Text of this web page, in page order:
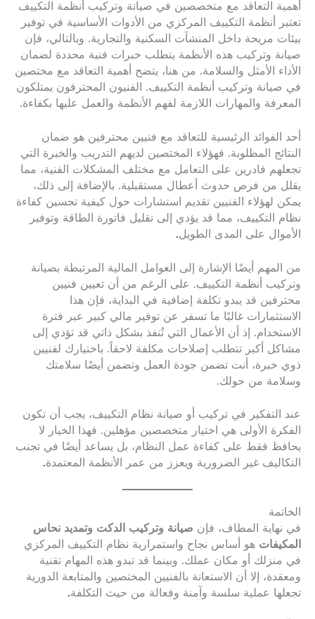
أهمية التعاقد مع متخصصين في صيانة وتركيب أنظمة التكييف
تعتبر أنظمة التكييف المركزي من الأدوات الأساسية في توفير
بيئات مريحة داخل المنشآت السكنية والتجارية. وبالتالي، فإن
صيانة وتركيب هذه الأنظمة يتطلب خبرات فنية محددة لضمان
الأداء الأمثل والسلامة. من هنا، يتضح أهمية التعاقد مع مختصين
في صيانة وتركيب أنظمة التكييف. الفنيون المحترفون يمتلكون
المعرفة والمهارات اللازمة لفهم الأنظمة والعمل عليها بكفاءة.
أحد الفوائد الرئيسية للتعاقد مع فنيين محترفين هو ضمان
النتائج المطلوبة. فهؤلاء المختصين لديهم التدريب والخبرة التي
تجعلهم قادرين على التعامل مع مختلف المشكلات الفنية، مما
يقلل من فرص حدوث أعطال مستقبلية. بالإضافة إلى ذلك،
يمكن لهؤلاء الفنيين تقديم استشارات حول كيفية تحسين كفاءة
نظام التكييف، مما قد يؤدي إلى تقليل فاتورة الطاقة وتوفير
الأموال على المدى الطويل.
من المهم أيضًا الإشارة إلى العوامل المالية المرتبطة بصيانة
وتركيب أنظمة التكييف. على الرغم من أن تعيين فنيين
محترفين قد يبدو تكلفة إضافية في البداية، فإن هذا
الاستثمارات غالبًا ما تسفر عن توفير مالي كبير عبر فترة
الاستخدام. إذ أن الأعمال التي تُنفذ بشكل ذاتي قد تؤدي إلى
مشاكل أكبر تتطلب إصلاحات مكلفة لاحقاً. باختيارك لفنيين
ذوي خبرة، أنت تضمن جودة العمل وتضمن أيضًا سلامتك
وسلامة من حولك.
عند التفكير في تركيب أو صيانة نظام التكييف، يجب أن تكون
الفكرة الأولى هي اختيار متخصصين مؤهلين. فهذا الخيار لا
يحافظ فقط على كفاءة عمل النظام، بل يساعد أيضًا في تجنب
التكاليف غير الضرورية ويعزز من عمر الأنظمة المعتمدة.
الخاتمة
في نهاية المطاف، فإن صيانة وتركيب الدكت وتمديد نحاس
المكيفات هو أساس نجاح واستمرارية نظام التكييف المركزي
في منزلك أو مكان عملك. وبينما قد تبدو هذه المهام تقنية
ومعقدة، إلا أن الاستعانة بالفنيين المختصين والمتابعة الدورية
تجعلها عملية سلسة وآمنة وفعالة من حيث التكلفة.